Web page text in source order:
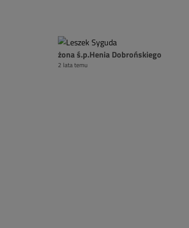
żona ś.p.Henia Dobrońskiego
2 lata temu